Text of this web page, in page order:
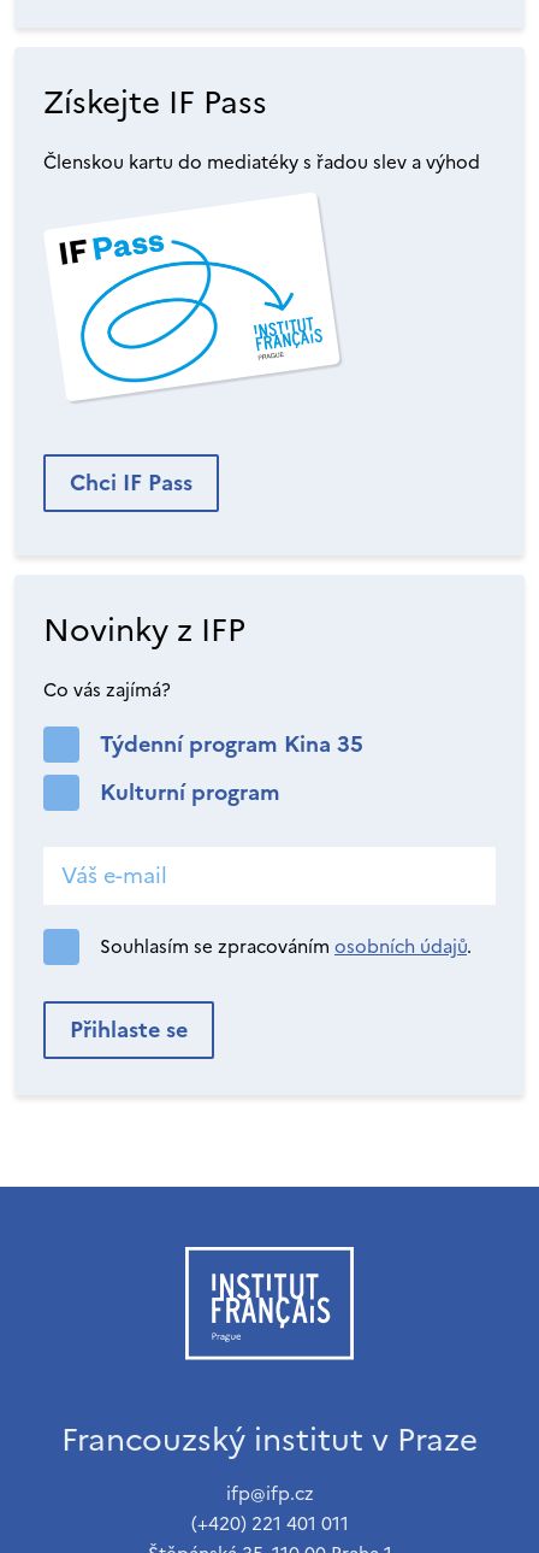
Získejte IF Pass
Členskou kartu do mediatéky s řadou slev a výhod
Chci IF Pass
Novinky z IFP
Co vás zajímá?
Týdenní program Kina 35
Kulturní program
Souhlasím se zpracováním osobních údajů.
Francouzský institut v Praze
ifp@ifp.cz
(+420) 221 401 011